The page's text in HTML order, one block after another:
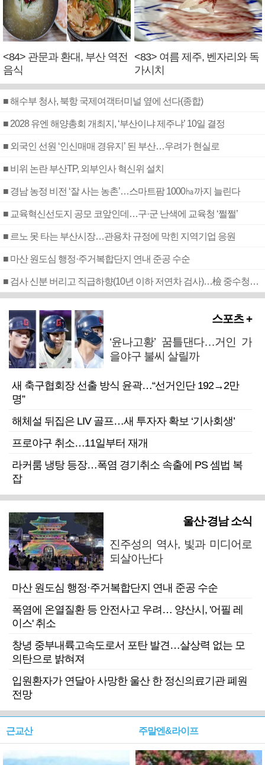
<84> 관문과 환대, 부산 역전
음식
<83> 여름 제주, 벤자리와 독
가시치
■ 해수부 청사, 북항 국제여객터미널 옆에 선다(종합)
■ 2028 유엔 해양총회 개최지, ‘부산이냐 제주냐’ 10일 결정
■ 외국인 선원 ‘인신매매 경유지’ 된 부산…우려가 현실로
■ 비위 논란 부산TP, 외부인사 혁신위 설치
■ 경남 농정 비전 ‘잘 사는 농촌’…스마트팜 1000㏊까지 늘린다
■ 교육혁신선도지 공모 코앞인데…구·군 난색에 교육청 ‘쩔쩔’
■ 르노 못 타는 부산시장…관용차 규정에 막힌 지역기업 응원
■ 마산 원도심 행정·주거복합단지 연내 준공 수순
■ 검사 신분 버리고 직급하향(10년 이하 저연차 검사)…檢 중수청행 기피
스포츠 +
‘윤나고황’ 꿈틀댄다…거인 가
을야구 불씨 살릴까
새 축구협회장 선출 방식 윤곽…“선거인단 192→2만
명”
해체설 뒤집은 LIV 골프…새 투자자 확보 ‘기사회생’
프로야구 취소…11일부터 재개
라커룸 냉탕 등장…폭염 경기취소 속출에 PS 셈법 복
잡
울산·경남 소식
진주성의 역사, 빛과 미디어로
되살아난다
마산 원도심 행정·주거복합단지 연내 준공 수순
폭염에 온열질환 등 안전사고 우려… 양산시, '어필 레
이스' 취소
창녕 중부내륙고속도로서 포탄 발견…살상력 없는 모
의탄으로 밝혀져
입원환자가 연달아 사망한 울산 한 정신의료기관 폐원
전망
근교산 주말엔&라이프